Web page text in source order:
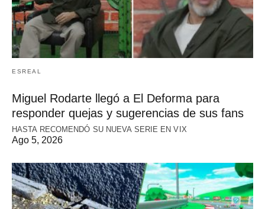
ESREAL
Miguel Rodarte llegó a El Deforma para
responder quejas y sugerencias de sus fans
HASTA RECOMENDÓ SU NUEVA SERIE EN VIX
Ago 5, 2026